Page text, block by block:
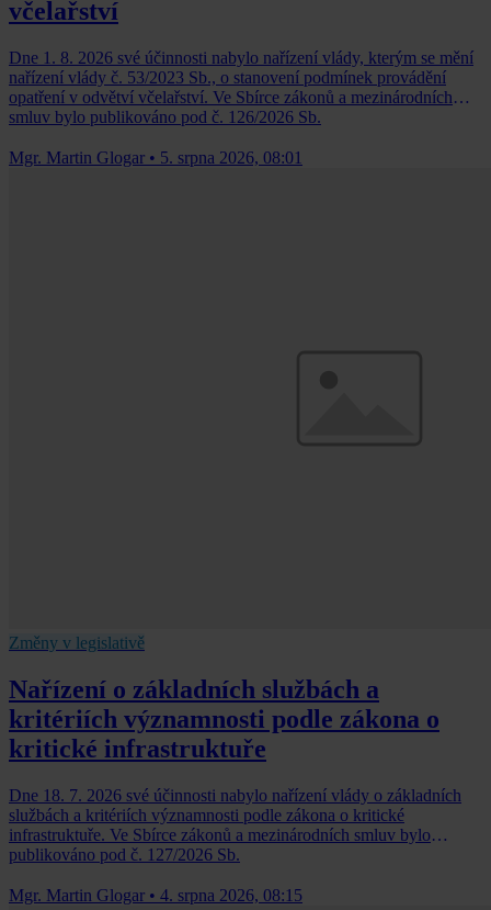
včelařství
Dne 1. 8. 2026 své účinnosti nabylo nařízení vlády, kterým se mění
nařízení vlády č. 53/2023 Sb., o stanovení podmínek provádění
opatření v odvětví včelařství. Ve Sbírce zákonů a mezinárodních
smluv bylo publikováno pod č. 126/2026 Sb.
Mgr. Martin Glogar • 5. srpna 2026, 08:01
Změny v legislativě
Nařízení o základních službách a
kritériích významnosti podle zákona o
kritické infrastruktuře
Dne 18. 7. 2026 své účinnosti nabylo nařízení vlády o základních
službách a kritériích významnosti podle zákona o kritické
infrastruktuře. Ve Sbírce zákonů a mezinárodních smluv bylo
publikováno pod č. 127/2026 Sb.
Mgr. Martin Glogar • 4. srpna 2026, 08:15